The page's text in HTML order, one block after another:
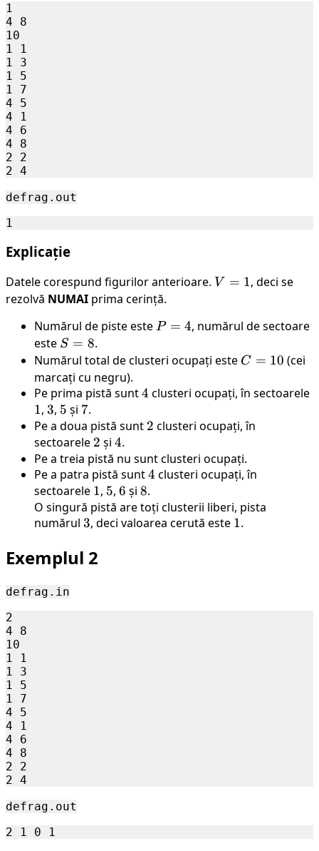
1
4 8
10
1 1
1 3
1 5
1 7
4 5
4 1
4 6
4 8
2 2
defrag.out
Explicație
Datele corespund figurilor anterioare. V
V = 1, deci se
rezolvă NUMAI prima cerință.
Numărul de piste esteP
4
P = 4, numărul de sectoare
este S
=
8
S = 8.
Numărul total de clusteri ocupați este C
10
C = 10 (cei
marcați cu negru).
Pe prima pistă sunt4
4 clusteri ocupați, în sectoarele
1, 3
3, 5
5 și 7
7.
Pe a doua pistă sunt 2
2 clusteri ocupați, în
sectoarele 2
2 și 4
4.
Pe a treia pistă nu sunt clusteri ocupați.
Pe a patra pistă sunt4
4 clusteri ocupați, în
sectoarele 1
1, 5
5, 6
6 și 8
8.
O singură pistă are toți clusterii liberi, pista
numărul 3
3, deci valoarea cerută este 1
1.
Exemplul 2
defrag.in
2
4 8
10
1 1
1 3
1 5
1 7
4 5
4 1
4 6
4 8
2 2
defrag.out